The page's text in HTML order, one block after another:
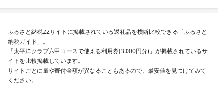
キング 1位 1万円以下
ふるさと納税22サイトに掲載されている返礼品を横断比較できる「ふるさと
納税ガイド」。
「太平洋クラブ六甲コースで使える利用券(3.000円分)」が掲載されているサ
イトを比較掲載しています。
サイトごとに量や寄付金額が異なることもあるので、最安値を見つけてみて
ください。